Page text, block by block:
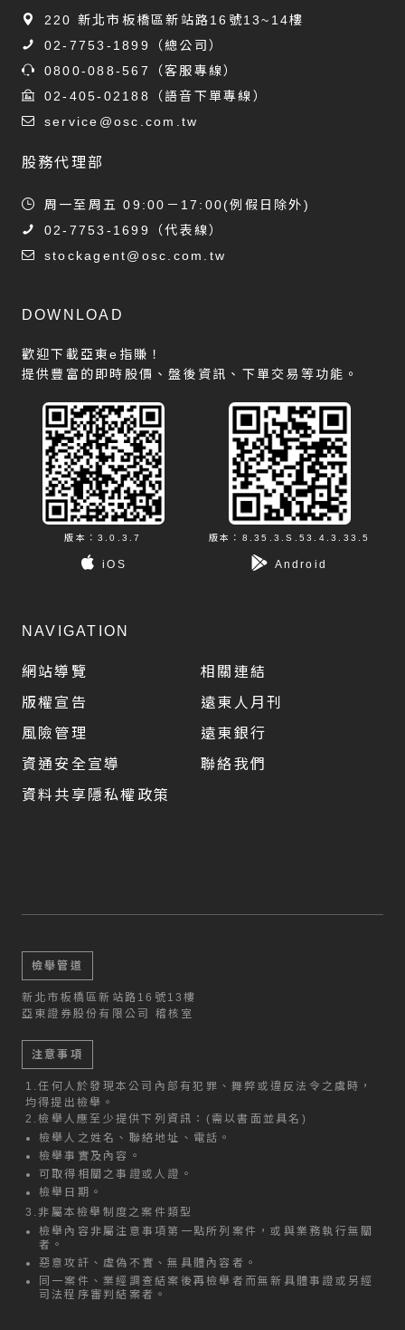
220 新北市板橋區新站路16號13~14樓
02-7753-1899
（總公司）
0800-088-567
（客服專線）
02-405-02188
（語音下單專線）
service@osc.com.tw
股務代理部
周一至周五 09:00－17:00(例假日除外)
02-7753-1699
（代表線）
stockagent@osc.com.tw
DOWNLOAD
歡迎下載亞東e指賺！
提供豐富的即時股價、盤後資訊、下單交易等功能。
版本：3.0.3.7
iOS
版本：8.35.3.S.53.4.3.33.5
Android
NAVIGATION
網站導覽
版權宣告
風險管理
資通安全宣導
資料共享隱私權政策
相關連結
遠東人月刊
遠東銀行
聯絡我們
檢舉管道
新北市板橋區新站路16號13樓
亞東證券股份有限公司 稽核室
注意事項
1.任何人於發現本公司內部有犯罪、舞弊或違反法令之虞時，
均得提出檢舉。
2.檢舉人應至少提供下列資訊：(需以書面並具名)
檢舉人之姓名、聯絡地址、電話。
檢舉事實及內容。
可取得相關之事證或人證。
檢舉日期。
3.非屬本檢舉制度之案件類型
檢舉內容非屬注意事項第一點所列案件，或與業務執行無關
者。
惡意攻訐、虛偽不實、無具體內容者。
同一案件、業經調查結案後再檢舉者而無新具體事證或另經
司法程序審判結案者。